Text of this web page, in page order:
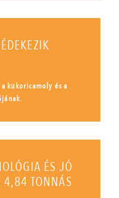
kukoricamoly és a
ÉS JÓ
4,84 TONNÁS